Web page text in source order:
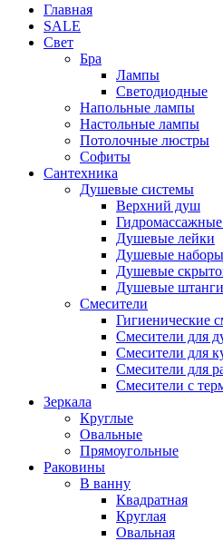
Главная
SALE
Свет
Бра
Лампы
Светодиодные
Напольные лампы
Настольные лампы
Потолочные люстры
Софиты
Сантехника
Душевые системы
Верхний душ
Душевые лейки
Душевые наборы
Душевые
Душевые штанги
Смесители
Гигиенические
Смесители для
Смесители для
Смесители для
Смесители с
Зеркала
Круглые
Овальные
Прямоугольные
Раковины
В ванну
Квадратная
Круглая
Овальная